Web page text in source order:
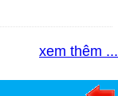
xem thêm ...